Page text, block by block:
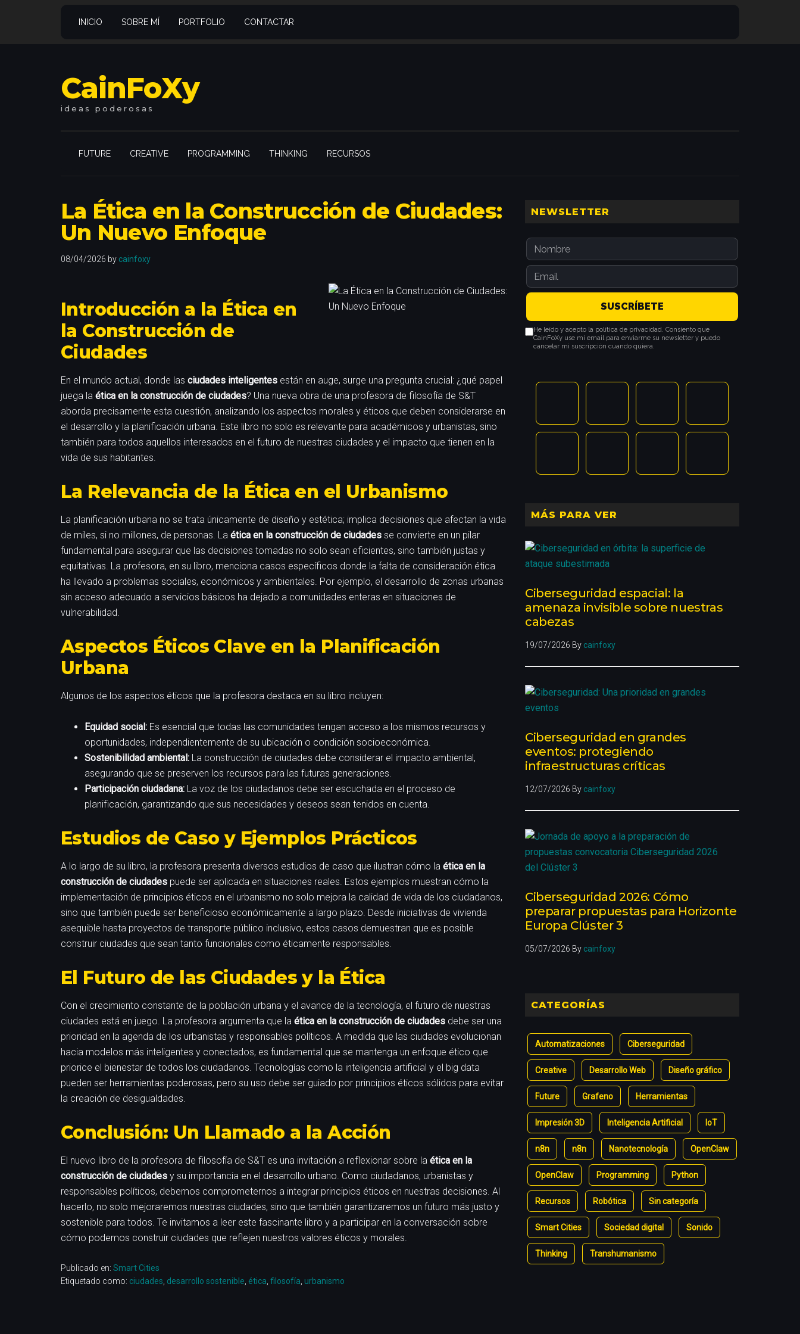
INICIO SOBRE MÍ PORTFOLIO CONTACTAR
CainFoXy
FUTURE CREATIVE PROGRAMMING THINKING RECURSOS
La Ética en la Construcción de Ciudades:
Un Nuevo Enfoque
08/04/2026 by cainfoxy
Introducción a la Ética en
la Construcción de
Ciudades
En el mundo actual, donde las ciudades inteligentes están en auge, surge una pregunta crucial: ¿qué papel
juega la ética en la construcción de ciudades? Una nueva obra de una profesora de filosofía de S&T
aborda precisamente esta cuestión, analizando los aspectos morales y éticos que deben considerarse en
el desarrollo y la planificación urbana. Este libro no solo es relevante para académicos y urbanistas, sino
también para todos aquellos interesados en el futuro de nuestras ciudades y el impacto que tienen en la
vida de sus habitantes.
La Relevancia de la Ética en el Urbanismo
La planificación urbana no se trata únicamente de diseño y estética; implica decisiones que afectan la vida
de miles, si no millones, de personas. La ética en la construcción de ciudades se convierte en un pilar
fundamental para asegurar que las decisiones tomadas no solo sean eficientes, sino también justas y
equitativas. La profesora, en su libro, menciona casos específicos donde la falta de consideración ética
ha llevado a problemas sociales, económicos y ambientales. Por ejemplo, el desarrollo de zonas urbanas
sin acceso adecuado a servicios básicos ha dejado a comunidades enteras en situaciones de
vulnerabilidad.
Aspectos Éticos Clave en la Planificación
Urbana
Algunos de los aspectos éticos que la profesora destaca en su libro incluyen:
Equidad social: Es esencial que todas las comunidades tengan acceso a los mismos recursos y
oportunidades, independientemente de su ubicación o condición socioeconómica.
Sostenibilidad ambiental: La construcción de ciudades debe considerar el impacto ambiental,
asegurando que se preserven los recursos para las futuras generaciones.
Participación ciudadana: La voz de los ciudadanos debe ser escuchada en el proceso de
planificación, garantizando que sus necesidades y deseos sean tenidos en cuenta.
Estudios de Caso y Ejemplos Prácticos
A lo largo de su libro, la profesora presenta diversos estudios de caso que ilustran cómo la ética en la
construcción de ciudades puede ser aplicada en situaciones reales. Estos ejemplos muestran cómo la
implementación de principios éticos en el urbanismo no solo mejora la calidad de vida de los ciudadanos,
sino que también puede ser beneficioso económicamente a largo plazo. Desde iniciativas de vivienda
asequible hasta proyectos de transporte público inclusivo, estos casos demuestran que es posible
construir ciudades que sean tanto funcionales como éticamente responsables.
El Futuro de las Ciudades y la Ética
Con el crecimiento constante de la población urbana y el avance de la tecnología, el futuro de nuestras
ciudades está en juego. La profesora argumenta que la ética en la construcción de ciudades debe ser una
prioridad en la agenda de los urbanistas y responsables políticos. A medida que las ciudades evolucionan
hacia modelos más inteligentes y conectados, es fundamental que se mantenga un enfoque ético que
priorice el bienestar de todos los ciudadanos. Tecnologías como la inteligencia artificial y el big data
pueden ser herramientas poderosas, pero su uso debe ser guiado por principios éticos sólidos para evitar
la creación de desigualdades.
Conclusión: Un Llamado a la Acción
El nuevo libro de la profesora de filosofía de S&T es una invitación a reflexionar sobre la ética en la
construcción de ciudades y su importancia en el desarrollo urbano. Como ciudadanos, urbanistas y
responsables políticos, debemos comprometernos a integrar principios éticos en nuestras decisiones. Al
hacerlo, no solo mejoraremos nuestras ciudades, sino que también garantizaremos un futuro más justo y
sostenible para todos. Te invitamos a leer este fascinante libro y a participar en la conversación sobre
cómo podemos construir ciudades que reflejen nuestros valores éticos y morales.
Publicado en: Smart Cities
Etiquetado como: ciudades desarrollo sostenible ética filosofía urbanismo
Barra
principal
NEWSLETTER
He leído y acepto la política de privacidad. Consiento que
CainFoXy use mi email para enviarme su newsletter y puedo
cancelar mi suscripción cuando quiera.
MÁS PARA VER
Ciberseguridad espacial: la
amenaza invisible sobre nuestras
cabezas
19/07/2026 By cainfoxy
Ciberseguridad en grandes
eventos: protegiendo
infraestructuras críticas
12/07/2026 By cainfoxy
Ciberseguridad 2026: Cómo
preparar propuestas para Horizonte
Europa Clúster 3
05/07/2026 By cainfoxy
CATEGORÍAS
Automatizaciones Ciberseguridad
Creative Desarrollo Web Diseño gráfico
Future Grafeno Herramientas
Impresión 3D Inteligencia Artificial IoT
n8n n8n Nanotecnología OpenClaw
OpenClaw Programming Python
Recursos Robótica Sin categoría
Smart Cities Sociedad digital Sonido
Thinking Transhumanismo